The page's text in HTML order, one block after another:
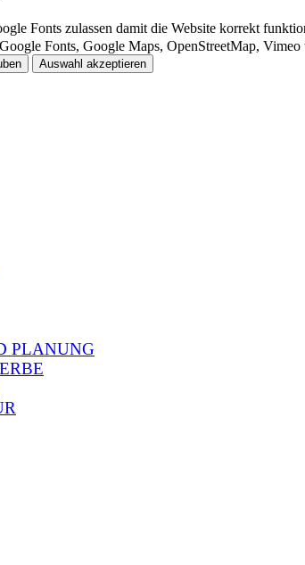
Fonts zulassen damit die Website korrekt
Fonts, Google Maps, OpenStreetMap, Vimeo
PLANUNG